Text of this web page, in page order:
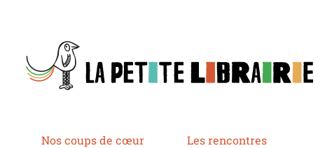
Nos coups de cœur Les rencontres